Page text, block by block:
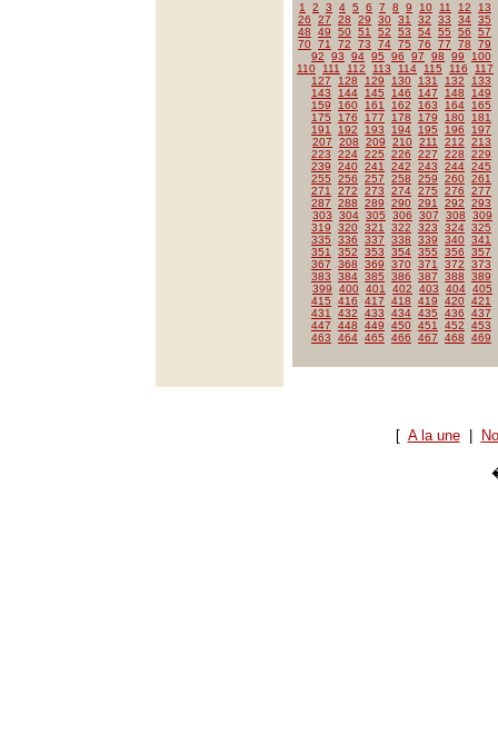
1 2 3 4 5 6 7 8 9 10 11 12
13
26
27 28 29 30 31 32 33 34 35
48
49 50 51 52 53 54 55 56
57
70 71 72 73 74 75 76 77 78
79
92
93 94 95 96 97 98 99
100
110
111 112 113 114 115 116
117
127
128 129 130 131 132
133
143
144 145 146 147 148
149
159
160 161 162 163 164
165
175
176 177 178 179 180
181
191
192 193 194 195 196
197
207
208 209 210 211 212
213
223
224 225 226 227 228
229
239
240 241 242 243 244 245
255
256 257 258 259 260 261
271
272 273 274 275 276
277
287
288 289 290 291 292
293
303
304 305 306 307 308
309
319
320 321 322 323 324 325
335
336 337 338 339 340 341
351
352 353 354 355 356
357
367
368 369 370 371 372
373
383
384 385 386 387 388
389
399
400 401 402 403 404 405
415
416 417 418 419 420 421
431
432 433 434 435 436
437
447
448 449 450 451 452
453
463
464 465 466 467 468 469
[ A la une|